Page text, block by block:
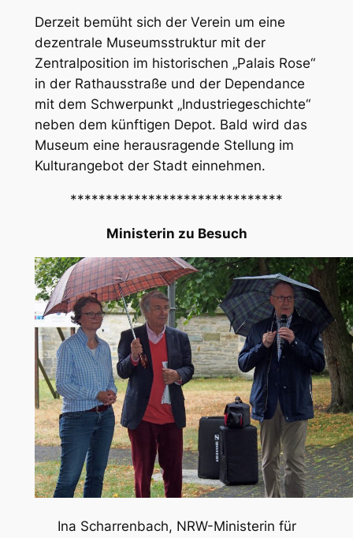
Derzeit bemüht sich der Verein um eine
dezentrale Museumsstruktur mit der
Zentralposition im historischen „Palais Rose“
in der Rathausstraße und der Dependance
mit dem Schwerpunkt „Industriegeschichte“
neben dem künftigen Depot. Bald wird das
Museum eine herausragende Stellung im
Kulturangebot der Stadt einnehmen.
******************************
Ministerin zu Besuch
Ina Scharrenbach, NRW-Ministerin für